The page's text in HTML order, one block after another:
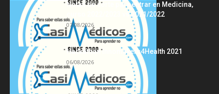
Notas de corte para entrar en Medicina,
curso 2022/2023 vs 2021/2022
07/08/2026
Hackathon Innomakers4Health 2021
06/08/2026